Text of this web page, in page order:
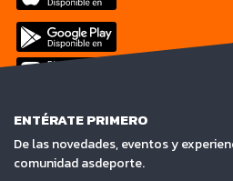
ENTÉRATE PRIMERO
De las novedades, eventos y
comunidad asdeporte.